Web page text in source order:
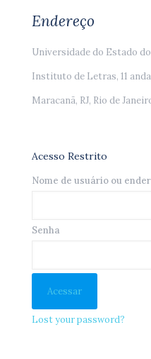
Endereço
Universidade do Estado do
Instituto de Letras, 11
Maracanã, RJ, Rio de
Acesso Restrito
Nome de usuário ou
Senha
Lost your password?